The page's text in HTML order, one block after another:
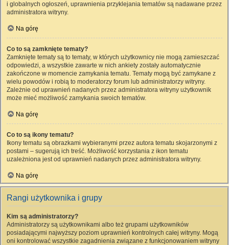
i globalnych ogłoszeń, uprawnienia przyklejania tematów są nadawane przez
administratora witryny.
Na górę
Co to są zamknięte tematy?
Zamknięte tematy są to tematy, w których użytkownicy nie mogą zamieszczać
odpowiedzi, a wszystkie zawarte w nich ankiety zostały automatycznie
zakończone w momencie zamykania tematu. Tematy mogą być zamykane z
wielu powodów i robią to moderatorzy forum lub administratorzy witryny.
Zależnie od uprawnień nadanych przez administratora witryny użytkownik
może mieć możliwość zamykania swoich tematów.
Na górę
Co to są ikony tematu?
Ikony tematu są obrazkami wybieranymi przez autora tematu skojarzonymi z
postami – sugerują ich treść. Możliwość korzystania z ikon tematu
uzależniona jest od uprawnień nadanych przez administratora witryny.
Na górę
Rangi użytkownika i grupy
Kim są administratorzy?
Administratorzy są użytkownikami albo też grupami użytkowników
posiadającymi najwyższy poziom uprawnień kontrolnych całej witryny. Mogą
oni kontrolować wszystkie zagadnienia związane z funkcjonowaniem witryny